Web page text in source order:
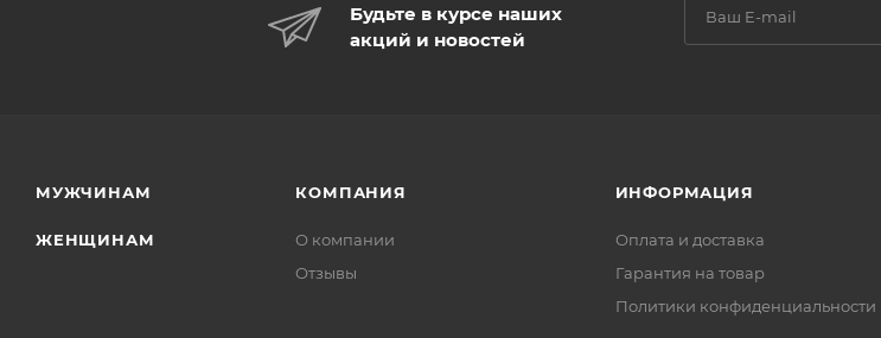
Будьте в курсе наших
акций и новостей
МУЖЧИНАМ
ЖЕНЩИНАМ
КОМПАНИЯ
О компании
Отзывы
ИНФОРМАЦИЯ
Оплата и доставка
Гарантия на товар
Политики конфиденциальности